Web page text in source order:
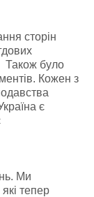
сторін
Також було
Кожен з
є
Ми
тепер